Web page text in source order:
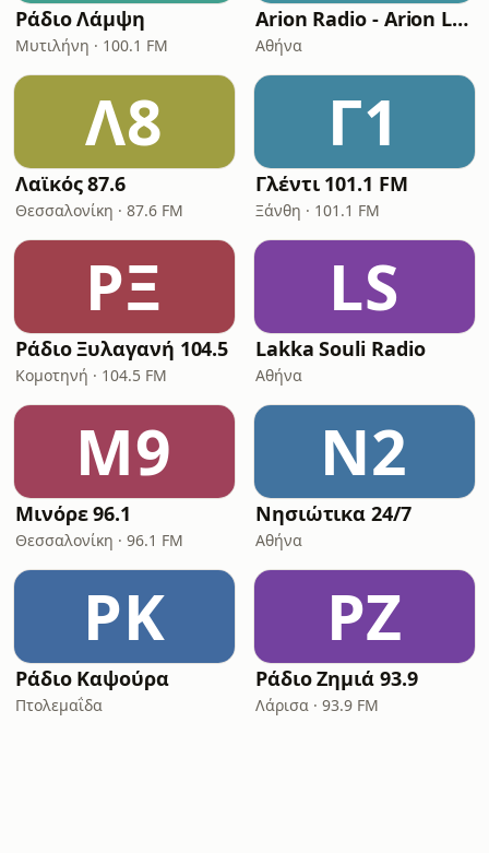
Ράδιο Λάμψη
Μυτιλήνη · 100.1 FM
Arion Radio - Arion Laikos
Αθήνα
Λ8
Λαϊκός 87.6
Θεσσαλονίκη · 87.6 FM
Γ1
Γλέντι 101.1 FM
Ξάνθη · 101.1 FM
ΡΞ
Ράδιο Ξυλαγανή 104.5
Κομοτηνή · 104.5 FM
LS
Lakka Souli Radio
Αθήνα
Μ9
Μινόρε 96.1
Θεσσαλονίκη · 96.1 FM
Ν2
Νησιώτικα 24/7
Αθήνα
ΡΚ
Ράδιο Καψούρα
Πτολεμαΐδα
ΡΖ
Ράδιο Ζημιά 93.9
Λάρισα · 93.9 FM